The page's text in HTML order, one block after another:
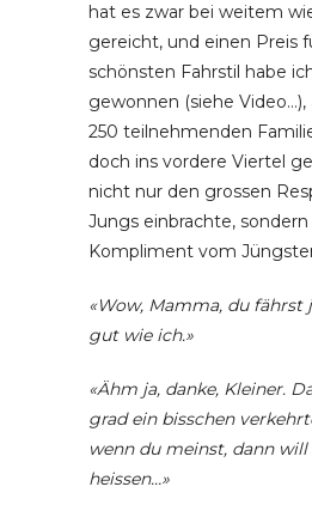
hat es zwar bei weitem
gereicht, und einen Preis
schönsten Fahrstil habe
gewonnen (siehe Video…),
250 teilnehmenden
doch ins vordere Viertel
nicht nur den grossen
Jungs einbrachte,
Kompliment vom
«Wow, Mamma, du fährst
gut wie ich.»
«Ähm ja, danke, Kleiner.
grad ein bisschen
wenn du meinst, dann will
heissen…»